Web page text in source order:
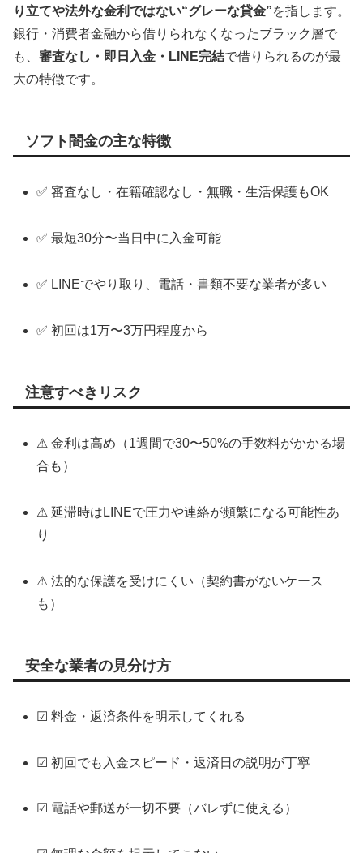
り立てや法外な金利ではない“グレーな貸金”を指します。
銀行・消費者金融から借りられなくなったブラック層で
も、 審査なし・即日入金・LINE完結で借りられるのが最
大の特徴です。
ソフト闇金の主な特徴
✅ 審査なし・在籍確認なし・無職・生活保護もOK
✅ 最短30分〜当日中に入金可能
✅ LINEでやり取り、電話・書類不要な業者が多い
✅ 初回は1万〜3万円程度から
注意すべきリスク
⚠ 金利は高め（1週間で30〜50%の手数料がかかる場
合も）
⚠ 延滞時はLINEで圧力や連絡が頻繁になる可能性あ
り
⚠ 法的な保護を受けにくい（契約書がないケース
も）
安全な業者の見分け方
☑ 料金・返済条件を明示してくれる
☑ 初回でも入金スピード・返済日の説明が丁寧
☑ 電話や郵送が一切不要（バレずに使える）